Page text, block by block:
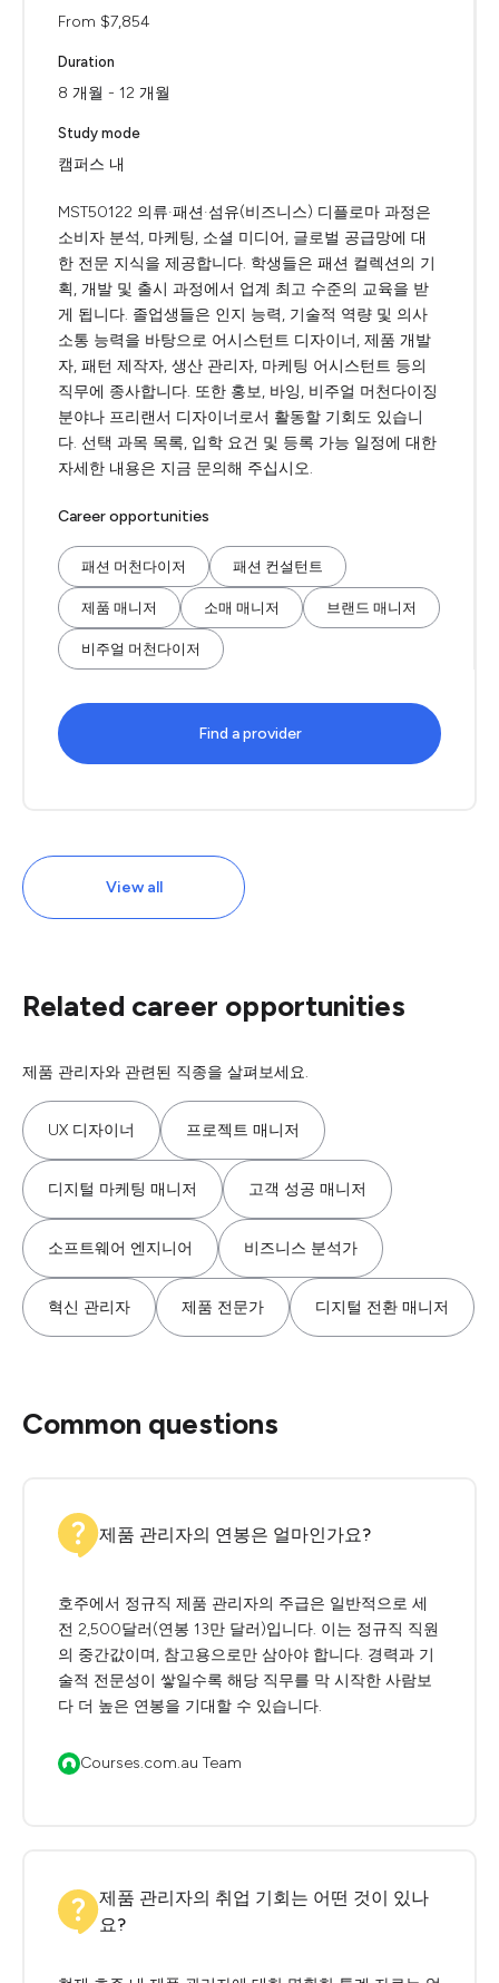
From $7,854
Duration
8 개월 - 12 개월
Study mode
캠퍼스 내
MST50122 의류·패션·섬유(비즈니스) 디플로마 과정은
소비자 분석, 마케팅, 소셜 미디어, 글로벌 공급망에 대
한 전문 지식을 제공합니다. 학생들은 패션 컬렉션의 기
획, 개발 및 출시 과정에서 업계 최고 수준의 교육을 받
게 됩니다. 졸업생들은 인지 능력, 기술적 역량 및 의사
소통 능력을 바탕으로 어시스턴트 디자이너, 제품 개발
자, 패턴 제작자, 생산 관리자, 마케팅 어시스턴트 등의
직무에 종사합니다. 또한 홍보, 바잉, 비주얼 머천다이징
분야나 프리랜서 디자이너로서 활동할 기회도 있습니
다. 선택 과목 목록, 입학 요건 및 등록 가능 일정에 대한
자세한 내용은 지금 문의해 주십시오.
Career opportunities
패션 머천다이저 패션 컨설턴트
제품 매니저 소매 매니저 브랜드 매니저
비주얼 머천다이저
Find a provider
View all
Related career opportunities
제품 관리자와 관련된 직종을 살펴보세요.
UX 디자이너 프로젝트 매니저
디지털 마케팅 매니저 고객 성공 매니저
소프트웨어 엔지니어 비즈니스 분석가
혁신 관리자 제품 전문가 디지털 전환 매니저
Common questions
제품 관리자의 연봉은 얼마인가요?
호주에서 정규직 제품 관리자의 주급은 일반적으로 세
전 2,500달러(연봉 13만 달러)입니다. 이는 정규직 직원
의 중간값이며, 참고용으로만 삼아야 합니다. 경력과 기
술적 전문성이 쌓일수록 해당 직무를 막 시작한 사람보
다 더 높은 연봉을 기대할 수 있습니다.
Courses.com.au Team
제품 관리자의 취업 기회는 어떤 것이 있나
요?